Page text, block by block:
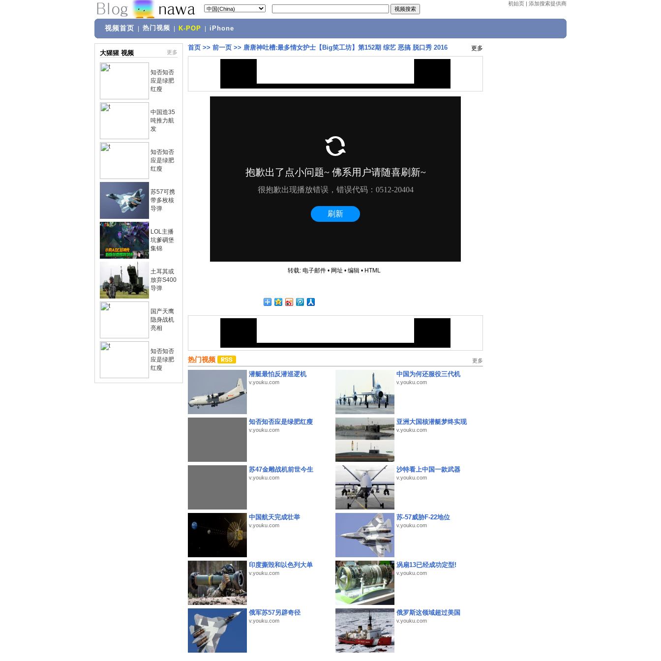
初始页 | 添加搜索提供商
视频首页 热门视频 K-POP iPhone
大猩猩 视频 更多
知否知否
应是绿肥
红瘦
中国造35
吨推力航
发
知否知否
应是绿肥
红瘦
苏57可携
带多枚核
导弹
LOL主播
坑爹碉堡
集锦
土耳其或
放弃S400
导弹
国产天鹰
隐身战机
亮相
知否知否
应是绿肥
红瘦
首页 >> 前一页 >> 唐唐神吐槽:最多情女护士【Big笑工坊】第152期 综艺 恶搞 脱口秀 2016 更多
转载: 电子邮件• 网址 • 编辑• HTML
热门视频 更多
潜艇最怕反潜巡逻机
v.youku.com
中国为何还服役三代机
v.youku.com
知否知否应是绿肥红瘦
v.youku.com
亚洲大国核潜艇梦终实现
v.youku.com
苏47金雕战机前世今生
v.youku.com
沙特看上中国一款武器
v.youku.com
中国航天完成壮举
v.youku.com
苏-57威胁F-22地位
v.youku.com
印度撕毁和以色列大单
v.youku.com
涡扇13已经成功定型!
v.youku.com
俄军苏57另辟奇径
v.youku.com
俄罗斯这领域超过美国
v.youku.com